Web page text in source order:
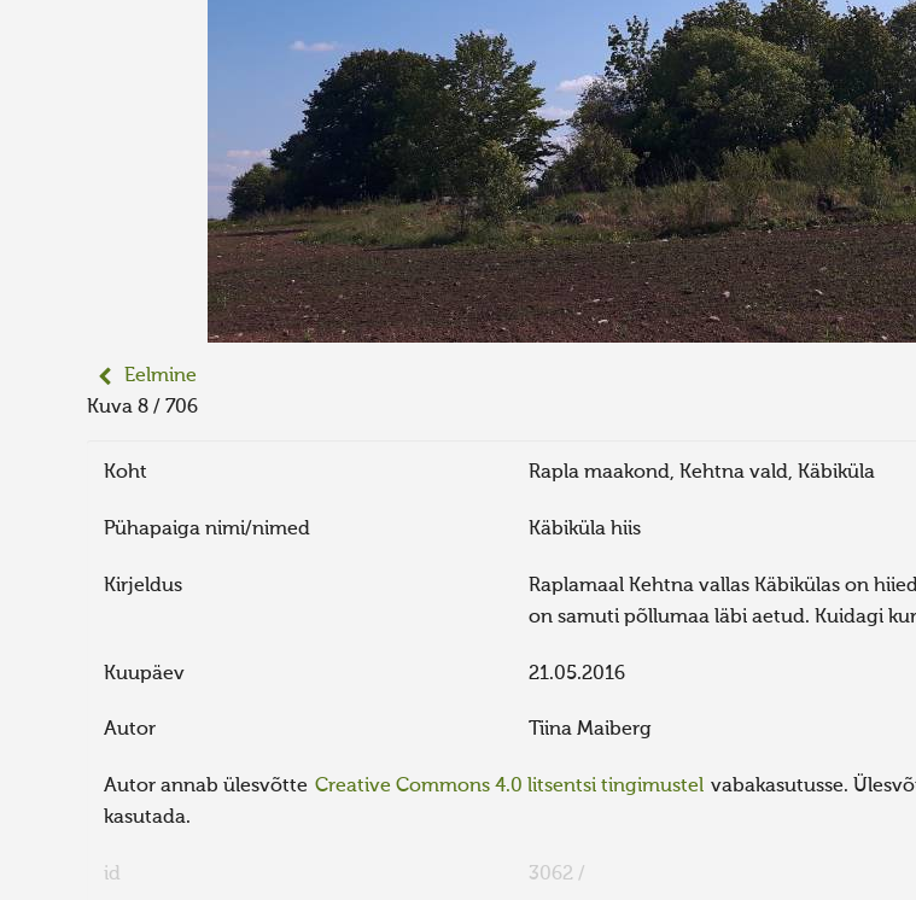
Eelmine
Kuva 8 / 706
Koht Rapla maakond, Kehtna vald, Käbiküla
Pühapaiga nimi/nimed Käbiküla hiis
Kirjeldus
Raplamaal Kehtna vallas Käbikülas on
on samuti põllumaa läbi aetud. Kuidagi
Kuupäev 21.05.2016
Autor Tiina Maiberg
Autor annab ülesvõtte Creative Commons 4.0 litsentsi tingimustel vabakasutusse.
kasutada.
id 3062 /